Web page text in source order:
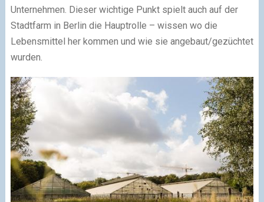
Unternehmen. Dieser wichtige Punkt spielt auch auf der
Stadtfarm in Berlin die Hauptrolle – wissen wo die
Lebensmittel her kommen und wie sie angebaut/gezüchtet
wurden.